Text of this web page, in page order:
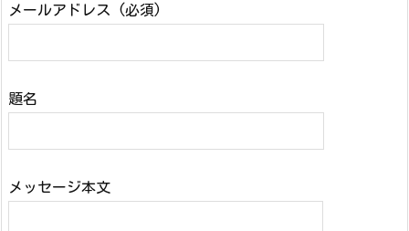
メールアドレス (必須)
題名
メッセージ本文